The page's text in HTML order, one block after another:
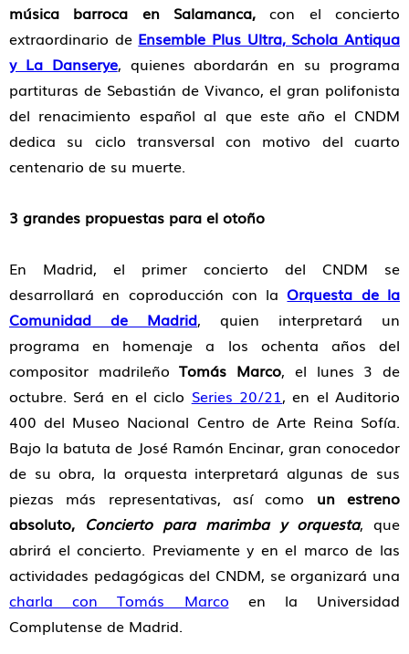
música barroca en Salamanca,con el concierto
extraordinario de Ensemble Plus Ultra, Schola Antiqua
y La Danserye, quienes abordarán en su programa
partituras de Sebastián de Vivanco, el gran polifonista
del renacimiento español al que este año el CNDM
dedica su ciclo transversal con motivo del cuarto
centenario de su muerte.
3 grandes propuestas para el otoño
En Madrid, el primer concierto del CNDM se
desarrollará en coproducción con laOrquesta de la
Comunidad de Madrid, quien interpretará un
programa en homenaje a los ochenta años del
compositor madrileñoTomás Marco, el lunes 3 de
octubre. Será en el ciclo Series 20/21, en el Auditorio
400 del Museo Nacional Centro de Arte Reina Sofía.
Bajo la batuta de José Ramón Encinar, gran conocedor
de su obra, la orquesta interpretará algunas de sus
piezas más representativas, así como un estreno
absoluto, Concierto para marimba y orquesta, que
abrirá el concierto. Previamente y en el marco de las
actividades pedagógicas del CNDM, se organizará una
charla con Tomás Marco en la Universidad
Complutense de Madrid.